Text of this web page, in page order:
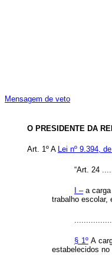
Mensagem de veto
O PRESIDENTE DA
Art. 1ºA Lei nº 9.394,
“Art. 24
I –a carga
trabalho escolar,
§ 1ºA
estabelecidos